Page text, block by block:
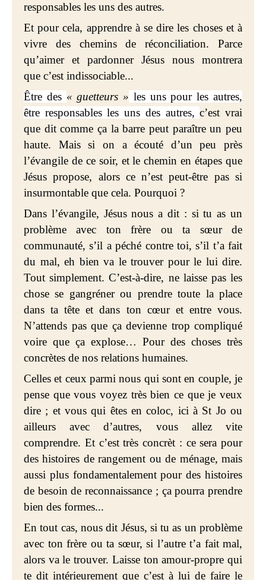
responsables les uns des autres.
Et pour cela, apprendre à se dire les choses et à
vivre des chemins de réconciliation. Parce
qu’aimer et pardonner Jésus nous montrera
que c’est indissociable...
Être des « guetteurs » les uns pour les autres,
être responsables les uns des autres,c’est vrai
que dit comme ça la barre peut paraître un peu
haute. Mais si on a écouté d’un peu près
l’évangile de ce soir, et le chemin en étapes que
Jésus propose, alors ce n’est peut-être pas si
insurmontable que cela. Pourquoi ?
Dans l’évangile, Jésus nous a dit : si tu as un
problème avec ton frère ou ta sœur de
communauté, s’il a péché contre toi, s’il t’a fait
du mal, eh bien va le trouver pour le lui dire.
Tout simplement. C’est-à-dire, ne laisse pas les
chose se gangréner ou prendre toute la place
dans ta tête et dans ton cœur et entre vous.
N’attends pas que ça devienne trop compliqué
voire que ça explose… Pour des choses très
concrètes de nos relations humaines.
Celles et ceux parmi nous qui sont en couple, je
pense que vous voyez très bien ce que je veux
dire ; et vous qui êtes en coloc, ici à St Jo ou
ailleurs avec d’autres, vous allez vite
comprendre. Et c’est très concrèt : ce sera pour
des histoires de rangement ou de ménage, mais
aussi plus fondamentalement pour des histoires
de besoin de reconnaissance ; ça pourra prendre
bien des formes...
En tout cas, nous dit Jésus, si tu as un problème
avec ton frère ou ta sœur, si l’autre t’a fait mal,
alors va le trouver. Laisse ton amour-propre qui
te dit intérieurement que c’est à lui de faire le